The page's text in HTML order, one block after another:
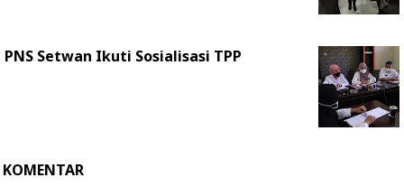
PNS Setwan Ikuti Sosialisasi TPP
KOMENTAR